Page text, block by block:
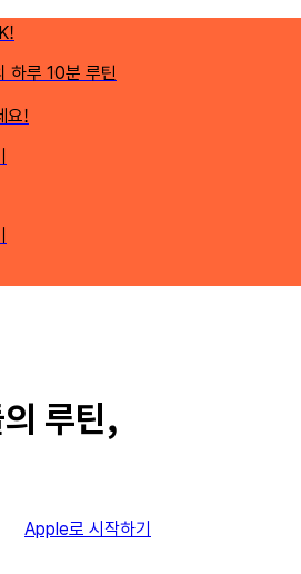
하루 10분 루틴
요!
루틴,
Apple로 시작하기